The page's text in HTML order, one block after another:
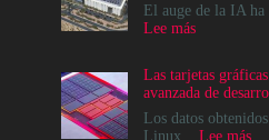
El auge de la IA ha
Lee más:
de
IA
que
Las tarjetas
avanzada de
Los datos
Linux... Lee más: